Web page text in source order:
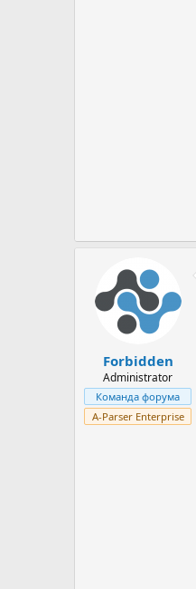
Forbidden
Administrator
Команда форума
A-Parser Enterprise